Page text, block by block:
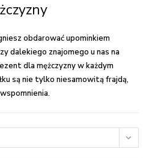
obdarować upominkiem
dalekiego znajomego u nas na
dla mężczyznyw każdym
są nie tylko niesamowitą frajdą,